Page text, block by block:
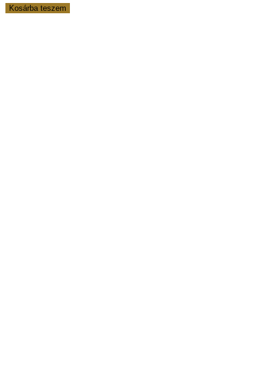
Kosárba teszem